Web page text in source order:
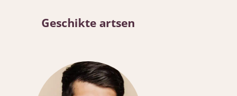
Geschikte artsen